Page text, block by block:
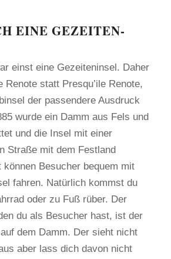
EINE GEZEITEN-
einst eine Gezeiteninsel. Daher
Renote statt Presqu’ile Renote,
der passendere Ausdruck
wurde ein Damm aus Fels und
und die Insel mit einer
Straße mit dem Festland
Besucher bequem mit
fahren. Natürlich kommst du
oder zu Fuß rüber. Der
du als Besucher hast, ist der
dem Damm. Der sieht nicht
aber lass dich davon nicht